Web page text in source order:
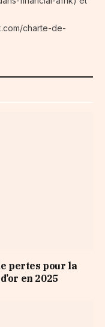
charte-de-
pertes pour la
en 2025